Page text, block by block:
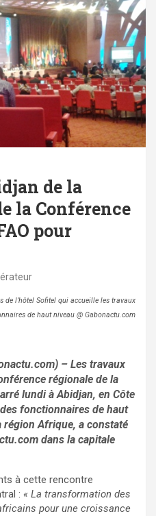
de la
la Conférence
pour
de l’hôtel Sofitel qui accueille les travaux
de haut niveau @ Gabonactu.com
– Les travaux
régionale de la
lundi à Abidjan, en Côte
fonctionnaires de haut
région Afrique, a constaté
dans la capitale
à cette rencontre
: « La transformation des
pour une croissance